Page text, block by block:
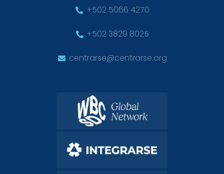
+502 5066 4270
+502 3829 8025
centrarse@centrarse.org